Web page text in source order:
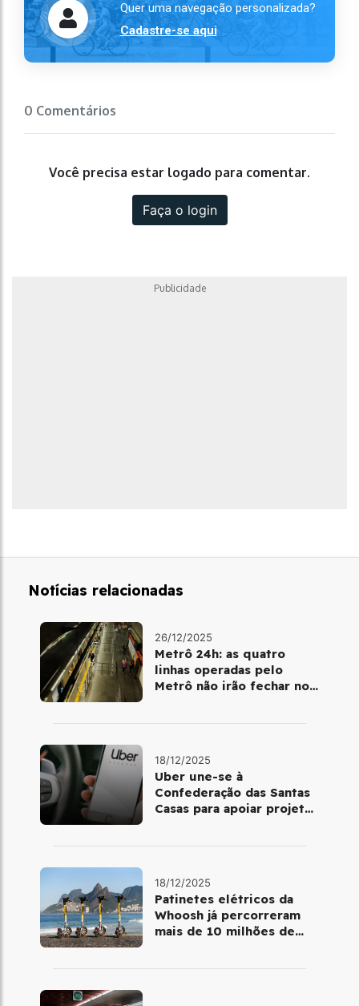
Quer uma navegação personalizada?
Cadastre-se aqui
0 Comentários
Você precisa estar logado para comentar.
Faça o login
Publicidade
Notícias relacionadas
26/12/2025
Metrô 24h: as quatro
linhas operadas pelo
Metrô não irão fechar no
18/12/2025
Uber une-se à
Confederação das Santas
Casas para apoiar projetos
18/12/2025
Patinetes elétricos da
Whoosh já percorreram
mais de 10 milhões de